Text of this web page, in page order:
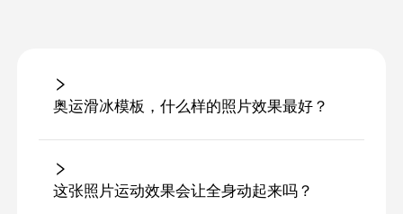
奥运滑冰模板，什么样的照片效果最好？
这张照片运动效果会让全身动起来吗？